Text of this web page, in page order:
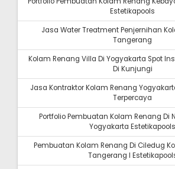
Estetikapools
Jasa Water Treatment Penjernihan
Tangerang
Kolam Renang Villa Di Yogyakarta Spot
Di Kunjungi
Jasa Kontraktor Kolam Renang
Terpercaya
Portfolio Pembuatan Kolam Renang Di
Yogyakarta Estetikapools
Pembuatan Kolam Renang Di Ciledug
Tangerang I